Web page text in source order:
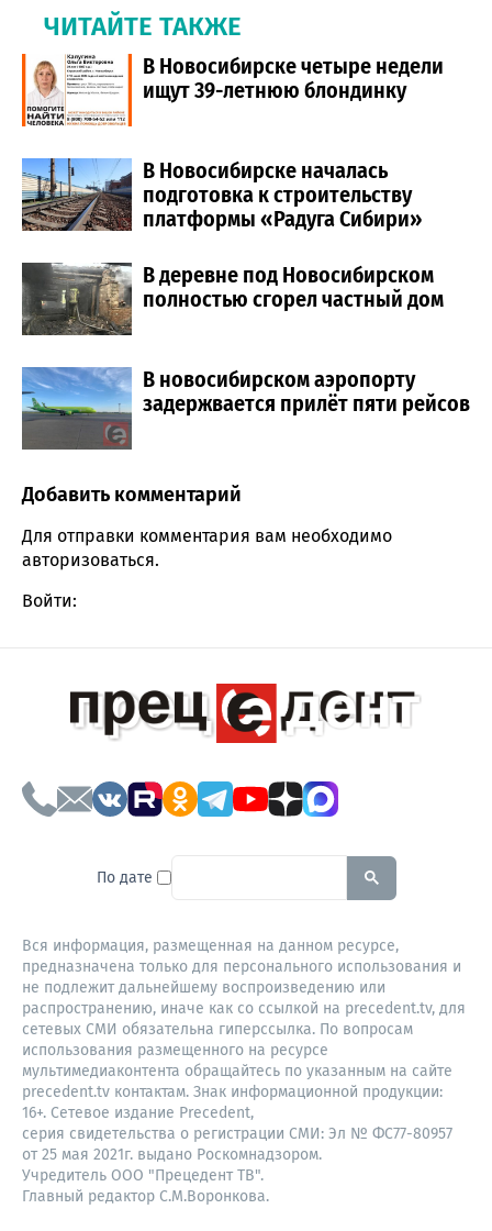
ЧИТАЙТЕ ТАКЖЕ
В Новосибирске четыре недели
ищут 39-летнюю блондинку
В Новосибирске началась
подготовка к строительству
платформы «Радуга Сибири»
В деревне под Новосибирском
полностью сгорел частный дом
В новосибирском аэропорту
задержвается прилёт пяти рейсов
Comment section
Добавить комментарий
Для отправки комментария вам необходимо
авторизоваться.
Войти:
По дате To search this site, enter a
Вся информация, размещенная на данном ресурсе,
предназначена только для персонального использования и
не подлежит дальнейшему воспроизведению или
распространению, иначе как со ссылкой на precedent.tv, для
сетевых СМИ обязательна гиперссылка. По вопросам
использования размещенного на ресурсе
мультимедиаконтента обращайтесь по указанным на сайте
precedent.tv контактам. Знак информационной продукции:
16+. Сетевое издание Precedent,
серия свидетельства о регистрации СМИ: Эл № ФС77-80957
от 25 мая 2021г. выдано Роскомнадзором.
Учредитель ООО "Прецедент ТВ".
Главный редактор С.М.Воронкова.